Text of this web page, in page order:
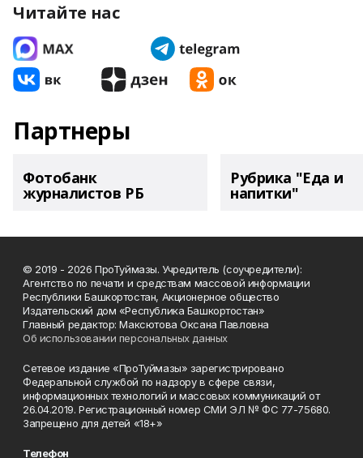
Читайте нас
Партнеры
Фотобанк
журналистов РБ
Рубрика "Еда и
напитки"
© 2019 - 2026 ПроТуймазы. Учредитель (соучредители):
Агентство по печати и средствам массовой информации
Республики Башкортостан, Акционерное общество
Издательский дом «Республика Башкортостан»
Главный редактор: Максютова Оксана Павловна
Об использовании персональных данных
Сетевое издание «ПроТуймазы» зарегистрировано
Федеральной службой по надзору в сфере связи,
информационных технологий и массовых коммуникаций от
26.04.2019. Регистрационный номер СМИ ЭЛ № ФС 77-75680.
Запрещено для детей «18+»
Телефон